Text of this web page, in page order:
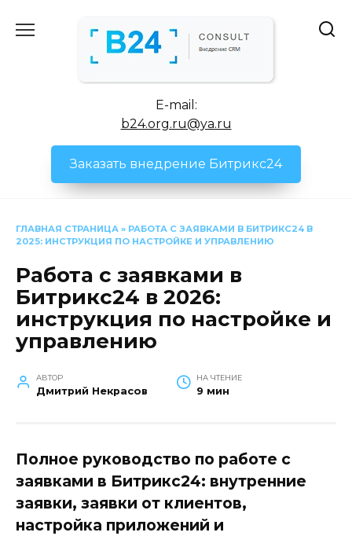
E-mail:
b24.org.ru@ya.ru
Заказать внедрение Битрикс24
ГЛАВНАЯ СТРАНИЦА » РАБОТА С ЗАЯВКАМИ В БИТРИКС24 В
2025: ИНСТРУКЦИЯ ПО НАСТРОЙКЕ И УПРАВЛЕНИЮ
Работа с заявками в
Битрикс24 в 2026:
инструкция по настройке и
управлению
АВТОР
Дмитрий Некрасов
НА ЧТЕНИЕ
9 мин
Полное руководство по работе с
заявками в Битрикс24: внутренние
заявки, заявки от клиентов,
настройка приложений и